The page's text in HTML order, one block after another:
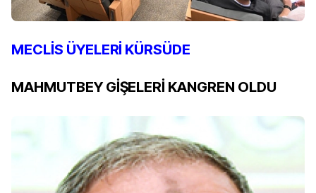
MECLİS ÜYELERİ KÜRSÜDE
MAHMUTBEY GİŞELERİ KANGREN OLDU